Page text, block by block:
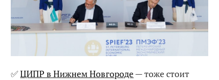
✅ЦИПР в Нижнем Новгороде— тоже стоит